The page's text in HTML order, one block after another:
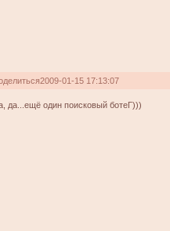
2009-01-15 17:13:07
да...ещё один поисковый ботеГ)))